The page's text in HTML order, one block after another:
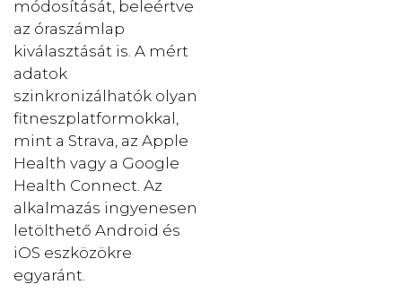
módosítását, beleértve
az óraszámlap
kiválasztását is. A mért
adatok
szinkronizálhatók olyan
fitneszplatformokkal,
mint a Strava, az Apple
Health vagy a Google
Health Connect. Az
alkalmazás ingyenesen
letölthető Android és
iOS eszközökre
egyaránt.